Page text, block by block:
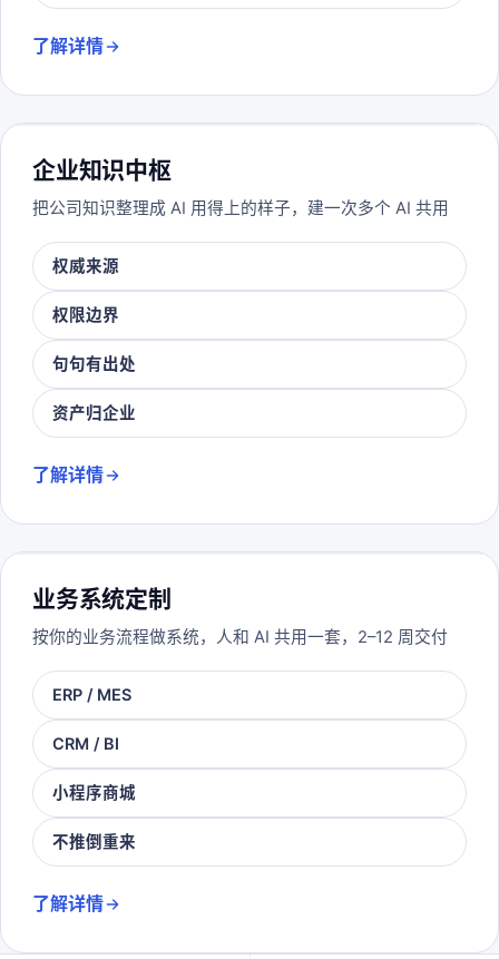
了解详情
企业知识中枢
把公司知识整理成 AI 用得上的样子，建一次多个 AI 共用
权威来源
权限边界
句句有出处
资产归企业
了解详情
业务系统定制
按你的业务流程做系统，人和 AI 共用一套，2–12 周交付
ERP / MES
CRM / BI
小程序商城
不推倒重来
了解详情